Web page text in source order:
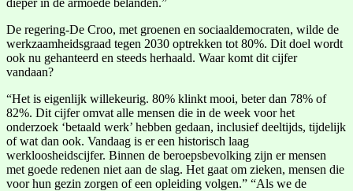
dieper in de armoede belanden.”
De regering-De Croo, met groenen en sociaaldemocraten, wilde de
werkzaamheidsgraad tegen 2030 optrekken tot 80%. Dit doel wordt
ook nu gehanteerd en steeds herhaald. Waar komt dit cijfer
vandaan?
“Het is eigenlijk willekeurig. 80% klinkt mooi, beter dan 78% of
82%. Dit cijfer omvat alle mensen die in de week voor het
onderzoek ‘betaald werk’ hebben gedaan, inclusief deeltijds, tijdelijk
of wat dan ook. Vandaag is er een historisch laag
werkloosheidscijfer. Binnen de beroepsbevolking zijn er mensen
met goede redenen niet aan de slag. Het gaat om zieken, mensen die
voor hun gezin zorgen of een opleiding volgen.” “Als we de